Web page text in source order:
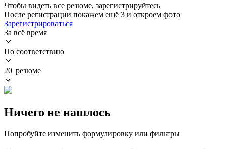
Чтобы видеть все резюме, зарегистрируйтесь
После регистрации покажем ещё 3 и откроем фото
Зарегистрироваться
За всё время
По соответствию
20 резюме
Ничего не нашлось
Попробуйте изменить формулировку или фильтры